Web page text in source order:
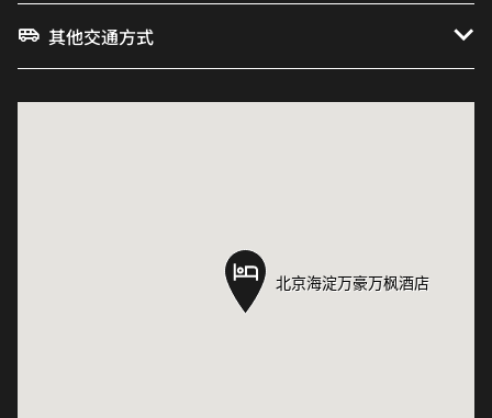
其他交通方式
北京海淀万豪万枫酒店
北京海淀万豪万枫酒店